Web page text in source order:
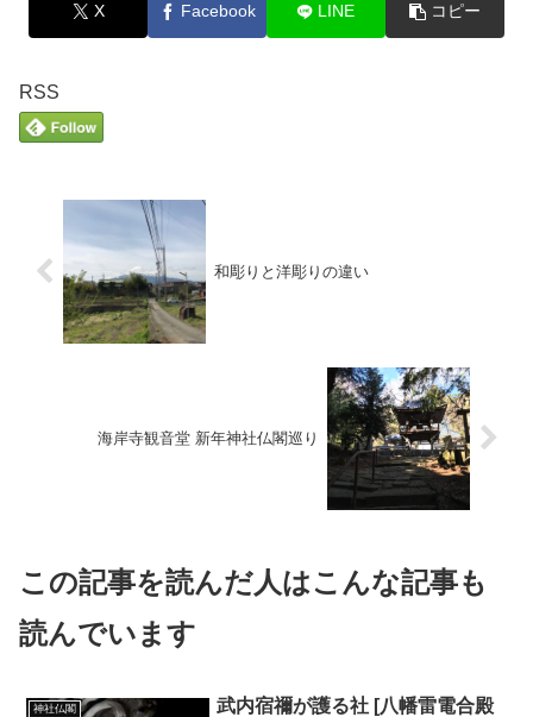
X Facebook LINE コピー
RSS
和彫りと洋彫りの違い
海岸寺観音堂 新年神社仏閣巡り
この記事を読んだ人はこんな記事も
読んでいます
神社仏閣
武内宿禰が護る社 [八幡雷電合殿